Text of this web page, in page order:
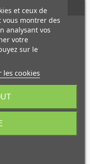
et ceux de
montrer des
analysant vos
votre
sur le
les cookies